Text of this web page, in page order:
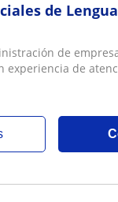
de
de
experiencia de